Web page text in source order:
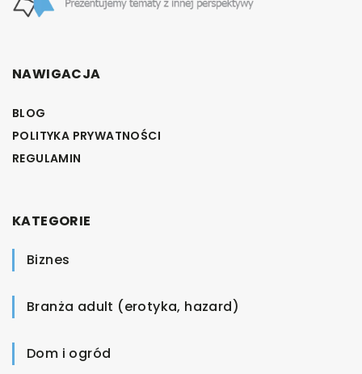
NAWIGACJA
BLOG
POLITYKA PRYWATNOŚCI
REGULAMIN
KATEGORIE
Biznes
Branża adult (erotyka, hazard)
Dom i ogród